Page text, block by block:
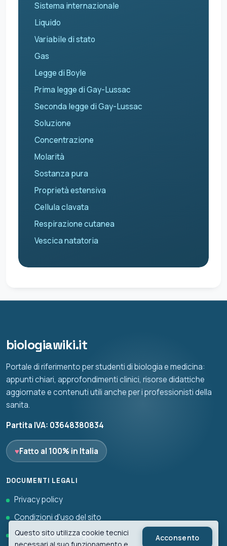
Sistema internazionale
Liquido
Variabile di stato
Gas
Legge di Boyle
Prima legge di Gay-Lussac
Seconda legge di Gay-Lussac
Soluzione
Concentrazione
Molarità
Sostanza pura
Proprietà estensiva
Cellula clavata
Respirazione cutanea
Vescica natatoria
biologiawiki.it
Portale di riferimento per studenti di biologia e medicina:
appunti chiari, approfondimenti clinici, risorse didattiche
aggiornate e contenuti utili anche per i professionisti della
sanita.
Partita IVA: 03648380834
♥Fatto al 100% in Italia
DOCUMENTI LEGALI
Privacy policy
Condizioni d'uso del sito
Tutti i documenti legali
Questo sito utilizza cookie tecnici
Acconsento